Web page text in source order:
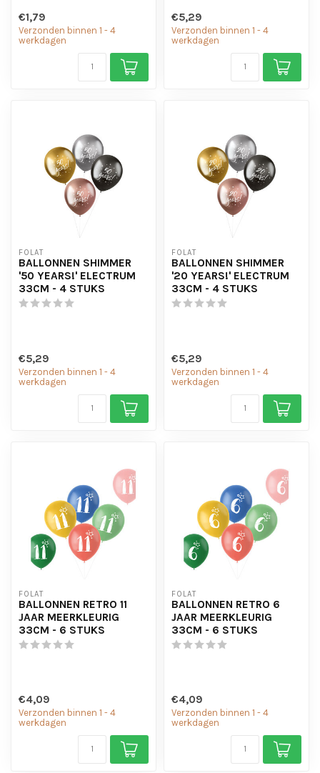
€1,79
Verzonden binnen 1 - 4
werkdagen
€5,29
Verzonden binnen 1 - 4
werkdagen
FOLAT
BALLONNEN SHIMMER
'50 YEARS!' ELECTRUM
33CM - 4 STUKS
€5,29
Verzonden binnen 1 - 4
werkdagen
FOLAT
BALLONNEN SHIMMER
'20 YEARS!' ELECTRUM
33CM - 4 STUKS
€5,29
Verzonden binnen 1 - 4
werkdagen
FOLAT
BALLONNEN RETRO 11
JAAR MEERKLEURIG
33CM - 6 STUKS
€4,09
Verzonden binnen 1 - 4
werkdagen
FOLAT
BALLONNEN RETRO 6
JAAR MEERKLEURIG
33CM - 6 STUKS
€4,09
Verzonden binnen 1 - 4
werkdagen